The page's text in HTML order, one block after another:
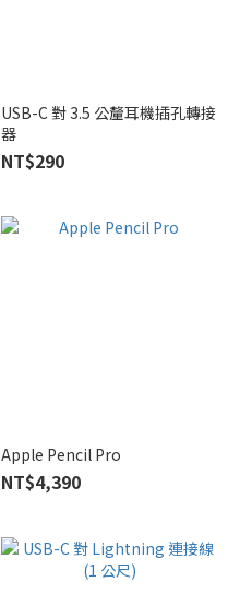
USB-C 對 3.5 公釐耳機插孔轉接
器
NT$290
Apple Pencil Pro
NT$4,390